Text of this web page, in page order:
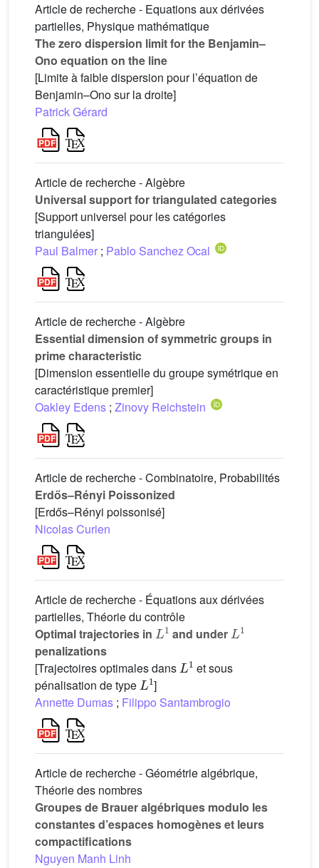
Article de recherche - Equations aux dérivées
partielles, Physique mathématique
The zero dispersion limit for the Benjamin–
Ono equation on the line
[Limite à faible dispersion pour l’équation de
Benjamin–Ono sur la droite]
Patrick Gérard
Article de recherche - Algèbre
Universal support for triangulated categories
[Support universel pour les catégories
triangulées]
Paul Balmer ; Pablo Sanchez Ocal
Article de recherche - Algèbre
Essential dimension of symmetric groups in
prime characteristic
[Dimension essentielle du groupe symétrique en
caractéristique premier]
Oakley Edens ; Zinovy Reichstein
Article de recherche - Combinatoire, Probabilités
Erdős–Rényi Poissonized
[Erdős–Rényi poissonisé]
Nicolas Curien
Article de recherche - Équations aux dérivées
partielles, Théorie du contrôle
Optimal trajectories in
L1
and under
1
penalizations
[Trajectoires optimales dans
1
et sous
pénalisation de type
L1
]
Annette Dumas ; Filippo Santambrogio
Article de recherche - Géométrie algébrique,
Théorie des nombres
Groupes de Brauer algébriques modulo les
constantes d’espaces homogènes et leurs
compactifications
Nguyen Manh Linh